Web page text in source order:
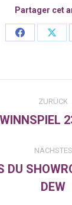
Partager cet
Share
ZURÜCK
NÄCHSTES
DU
DEW